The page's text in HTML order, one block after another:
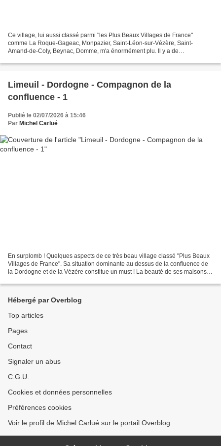
Ce village, lui aussi classé parmi "les Plus Beaux Villages de France"
comme La Roque-Gageac, Monpazier, Saint-Léon-sur-Vézère, Saint-
Amand-de-Coly, Beynac, Domme, m'a énormément plu. Il y a de
Limeuil - Dordogne - Compagnon de la
confluence - 1
Publié le 02/07/2026 à 15:46
Par Michel Carlué
En surplomb ! Quelques aspects de ce très beau village classé "Plus Beaux
Villages de France". Sa situation dominante au dessus de la confluence de
la Dordogne et de la Vézère constitue un must ! La beauté de ses maisons et
Hébergé par Overblog
Top articles
Pages
Contact
Signaler un abus
C.G.U.
Cookies et données personnelles
Préférences cookies
Voir le profil de Michel Carlué sur le portail Overblog